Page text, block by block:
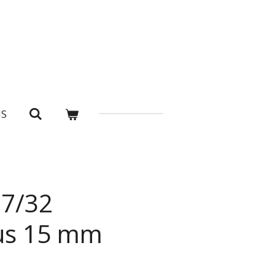
32
15 mm